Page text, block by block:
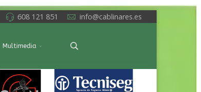
608 121 851 info@cablinares.es
Multimedia